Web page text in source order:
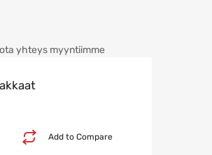
yhteys myyntiimme
Add to Compare